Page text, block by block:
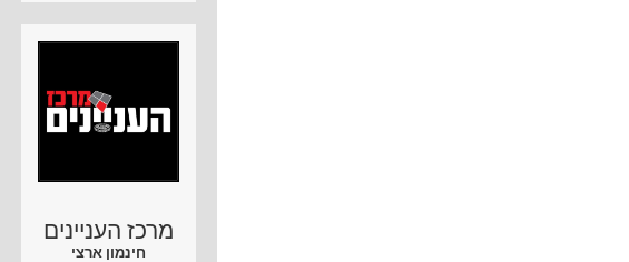
מרכז העניינים
חינמון ארצי